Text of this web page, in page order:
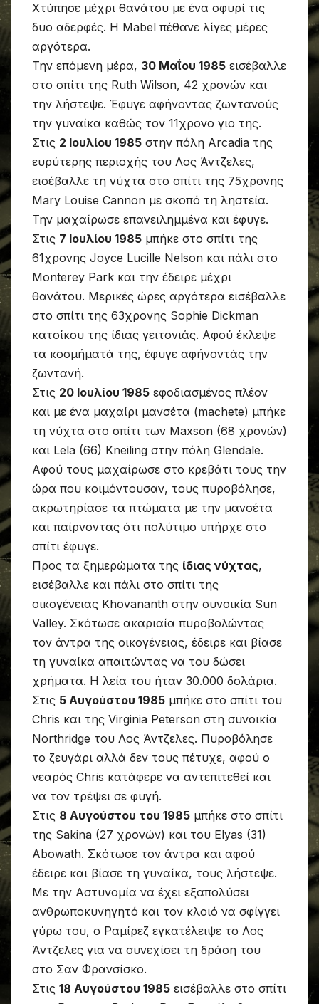
Χτύπησε μέχρι θανάτου με ένα σφυρί τις
δυο αδερφές. Η Mabel πέθανε λίγες μέρες
αργότερα.
Την επόμενη μέρα, 30 Μαΐου 1985 εισέβαλλε
στο σπίτι της Ruth Wilson, 42 χρονών και
την λήστεψε. Έφυγε αφήνοντας ζωντανούς
την γυναίκα καθώς τον 11χρονο γιο της.
Στις 2 Ιουλίου 1985 στην πόλη Arcadia της
ευρύτερης περιοχής του Λος Άντζελες,
εισέβαλλε τη νύχτα στο σπίτι της 75χρονης
Mary Louise Cannon με σκοπό τη ληστεία.
Την μαχαίρωσε επανειλημμένα και έφυγε.
Στις 7 Ιουλίου 1985 μπήκε στο σπίτι της
61χρονης Joyce Lucille Nelson και πάλι στο
Monterey Park και την έδειρε μέχρι
θανάτου. Μερικές ώρες αργότερα εισέβαλλε
στο σπίτι της 63χρονης Sophie Dickman
κατοίκου της ίδιας γειτονιάς. Αφού έκλεψε
τα κοσμήματά της, έφυγε αφήνοντάς την
ζωντανή.
Στις 20 Ιουλίου 1985 εφοδιασμένος πλέον
και με ένα μαχαίρι μανσέτα (machete) μπήκε
τη νύχτα στο σπίτι των Maxson (68 χρονών)
και Lela (66) Kneiling στην πόλη Glendale.
Αφού τους μαχαίρωσε στο κρεβάτι τους την
ώρα που κοιμόντουσαν, τους πυροβόλησε,
ακρωτηρίασε τα πτώματα με την μανσέτα
και παίρνοντας ότι πολύτιμο υπήρχε στο
σπίτι έφυγε.
Προς τα ξημερώματα της ίδιας νύχτας,
εισέβαλλε και πάλι στο σπίτι της
οικογένειας Khovananth στην συνοικία Sun
Valley. Σκότωσε ακαριαία πυροβολώντας
τον άντρα της οικογένειας, έδειρε και βίασε
τη γυναίκα απαιτώντας να του δώσει
χρήματα. Η λεία του ήταν 30.000 δολάρια.
Στις 5 Αυγούστου 1985 μπήκε στο σπίτι του
Chris και της Virginia Peterson στη συνοικία
Northridge του Λος Άντζελες. Πυροβόλησε
το ζευγάρι αλλά δεν τους πέτυχε, αφού ο
νεαρός Chris κατάφερε να αντεπιτεθεί και
να τον τρέψει σε φυγή.
Στις 8 Αυγούστου του 1985 μπήκε στο σπίτι
της Sakina (27 χρονών) και του Elyas (31)
Abowath. Σκότωσε τον άντρα και αφού
έδειρε και βίασε τη γυναίκα, τους λήστεψε.
Με την Αστυνομία να έχει εξαπολύσει
ανθρωποκυνηγητό και τον κλοιό να σφίγγει
γύρω του, ο Ραμίρεζ εγκατέλειψε το Λος
Άντζελες για να συνεχίσει τη δράση του
στο Σαν Φρανσίσκο.
Στις 18 Αυγούστου 1985 εισέβαλλε στο σπίτι